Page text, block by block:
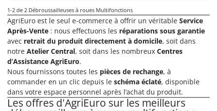
Lave-vitres
Lieuses électriques pour vignes
M
Machines à pâtes
Machines pour la transformation des fruits
Machines sous vide
EuroMech
Eurosystems
F
FAC
Fama Industrie
Famag
Famur
FARMER
1-2 de 2 Débroussailleuses à roues Multifonctions
AgriEuro est le seul e-commerce à offrir un véritable Service
Après-Vente : nous effectuons les réparations sous garantie
avec retrait du produit directement à domicile, soit dans
notre Atelier Central, soit dans les nombreux Centres
d’Assistance AgriEuro.
Nous fournissons toutes les pièces de rechange, à
commander en un clic depuis le schéma éclaté, disponible
dans votre espace personnel après l’achat du produit.
Les offres d'AgriEuro sur les meilleurs